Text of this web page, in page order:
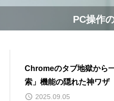
PC操作
Chromeのタブ地獄から
索」機能の隠れた神ワザ
2025.09.05